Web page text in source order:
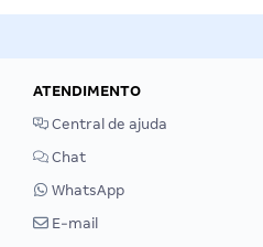
ATENDIMENTO
Central de ajuda
Chat
WhatsApp
E-mail